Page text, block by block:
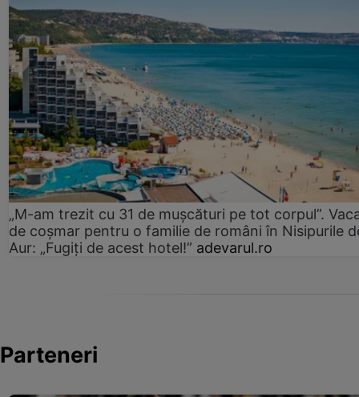
„M-am trezit cu 31 de mușcături pe tot corpul”.
de coșmar pentru o familie de români în Nisipurile
Aur: „Fugiți de acest hotel!” adevarul.ro
Parteneri